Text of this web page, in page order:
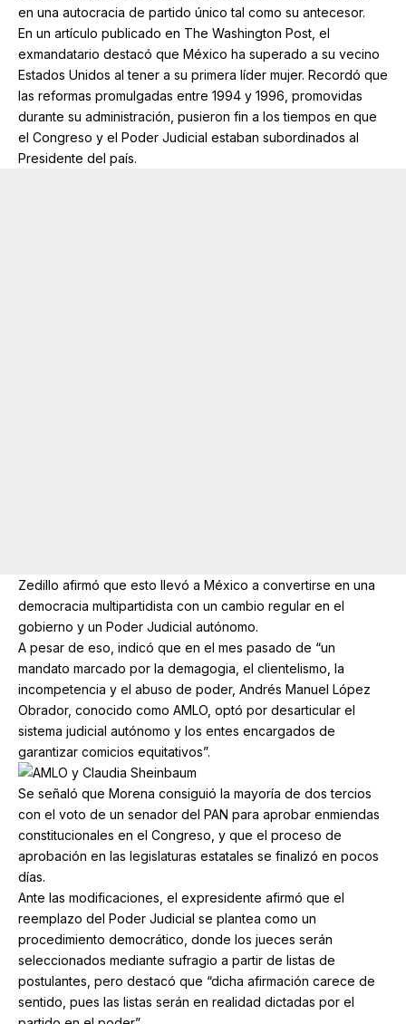
en una autocracia de partido único tal como su antecesor.
En un artículo publicado en The Washington Post, el
exmandatario destacó que México ha superado a su vecino
Estados Unidos al tener a su primera líder mujer. Recordó que
las reformas promulgadas entre 1994 y 1996, promovidas
durante su administración, pusieron fin a los tiempos en que
el Congreso y el Poder Judicial estaban subordinados al
Presidente del país.
Zedillo afirmó que esto llevó a México a convertirse en una
democracia multipartidista con un cambio regular en el
gobierno y un Poder Judicial autónomo.
A pesar de eso, indicó que en el mes pasado de “un
mandato marcado por la demagogia, el clientelismo, la
incompetencia y el abuso de poder, Andrés Manuel López
Obrador, conocido como AMLO, optó por desarticular el
sistema judicial autónomo y los entes encargados de
garantizar comicios equitativos”.
Se señaló que Morena consiguió la mayoría de dos tercios
con el voto de un senador del PAN para aprobar enmiendas
constitucionales en el Congreso, y que el proceso de
aprobación en las legislaturas estatales se finalizó en pocos
días.
Ante las modificaciones, el expresidente afirmó que el
reemplazo del Poder Judicial se plantea como un
procedimiento democrático, donde los jueces serán
seleccionados mediante sufragio a partir de listas de
postulantes, pero destacó que “dicha afirmación carece de
sentido, pues las listas serán en realidad dictadas por el